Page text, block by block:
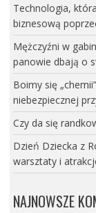
Technologia,
biznesową
Mężczyźni w
panowie dbają o
Boimy się
niebezpiecznej
Czy da się
Dzień Dziecka z
warsztaty i
NAJNOWSZE